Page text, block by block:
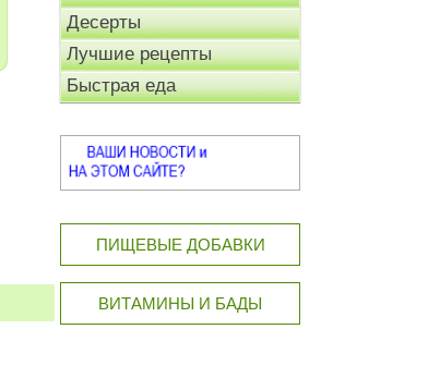
Десерты
Лучшие рецепты
Быстрая еда
ПИЩЕВЫЕ ДОБАВКИ
ВИТАМИНЫ И БАДЫ